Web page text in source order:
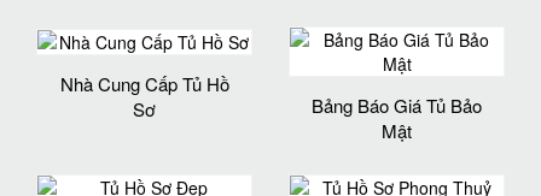
Nhà Cung Cấp Tủ Hồ
Sơ
Bảng Báo Giá Tủ Bảo
Mật